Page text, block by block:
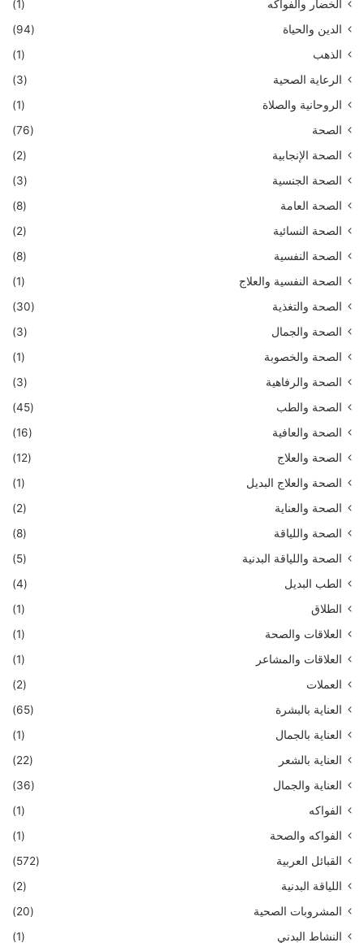
الخضار والفواكه
(1)
الدين والحياة
(94)
الذهب
(1)
الرعاية الصحية
(3)
الروحانية والصلاة
(1)
الصحة
(76)
الصحة الإنجابية
(2)
الصحة الجنسية
(3)
الصحة العامة
(8)
الصحة النسائية
(2)
الصحة النفسية
(8)
الصحة النفسية والعلاج
(1)
الصحة والتغذية
(30)
الصحة والجمال
(3)
الصحة والخصوبة
(1)
الصحة والرفاهية
(3)
الصحة والطب
(45)
الصحة والعافية
(16)
الصحة والعلاج
(12)
الصحة والعلاج البديل
(1)
الصحة والعناية
(2)
الصحة واللياقة
(8)
الصحة واللياقة البدنية
(5)
الطب البديل
(4)
الطلاق
(1)
العلاقات والصحة
(1)
العلاقات والمشاعر
(1)
العملات
(2)
العناية بالبشرة
(65)
العناية بالجمال
(1)
العناية بالشعر
(22)
العناية والجمال
(36)
الفواكه
(1)
الفواكه والصحة
(1)
القبائل العربية
(572)
اللياقة البدنية
(2)
المشروبات الصحية
(20)
النشاط البدني
(1)